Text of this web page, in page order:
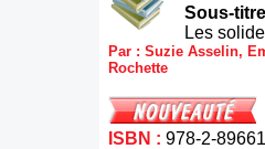
Sous-
Les
Par : Suzie Asselin,
Rochette
ISBN : 978-2-